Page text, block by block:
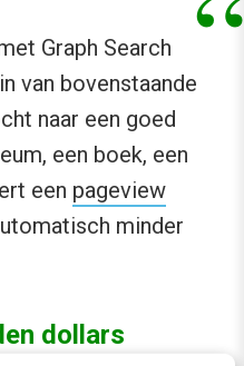
Graph Search
van bovenstaande
naar een goed
een boek, een
een pageview
minder
dollars